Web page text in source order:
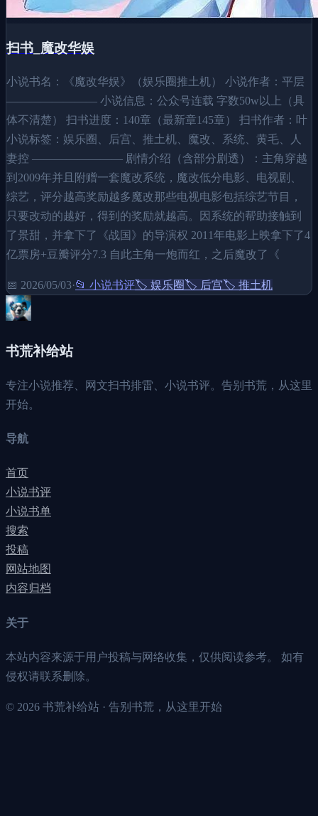
扫书_魔改华娱
小说书名：《魔改华娱》（娱乐圈推土机） 小说作者：平层
———————— 小说信息：公众号连载 字数50w以上（具
体不清楚） 扫书进度：140章（最新章145章） 扫书作者：叶
小说标签：娱乐圈、后宫、推土机、魔改、系统、黄毛、人
妻控 ———————— 剧情介绍（含部分剧透）：主角穿越
到2009年并且附赠一套魔改系统，魔改低分电影、电视剧、
综艺，评分越高奖励越多魔改那些电视电影包括综艺节目，
只要改动的越好，得到的奖励就越高。因系统的帮助接触到
了景甜，并拿下了《战国》的导演权 2011年电影上映拿下了4
亿票房+豆瓣评分7.3 自此主角一炮而红，之后魔改了《
📅 2026/05/03·📂 小说书评🏷️ 娱乐圈🏷️ 后宫🏷️ 推土机
书荒补给站
专注小说推荐、网文扫书排雷、小说书评。告别书荒，从这里
开始。
导航
首页
小说书评
小说书单
搜索
投稿
网站地图
内容归档
关于
本站内容来源于用户投稿与网络收集，仅供阅读参考。 如有
侵权请联系删除。
© 2026 书荒补给站 · 告别书荒，从这里开始